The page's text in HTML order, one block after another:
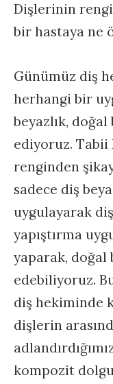
Dişlerinin
bir hastaya ne
Günümüz diş
herhangi bir
beyazlık,
ediyoruz.​
renginden
sadece diş
uygulayarak
yapıştırma
yaparak, doğal
edebiliyoruz.
diş hekiminde
dişlerin
kompozit